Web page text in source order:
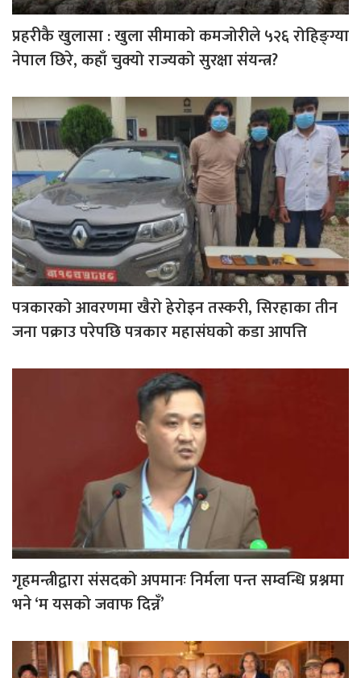
प्रहरीकै खुलासा : खुला सीमाको कमजोरीले ५२६ रोहिङ्ग्या
नेपाल छिरे, कहाँ चुक्यो राज्यको सुरक्षा संयन्त्र?
पत्रकारको आवरणमा खैरो हेरोइन तस्करी, सिरहाका तीन
जना पक्राउ परेपछि पत्रकार महासंघको कडा आपत्ति
गृहमन्त्रीद्वारा संसदको अपमानः निर्मला पन्त सम्वन्धि प्रश्नमा
भने ‘म यसको जवाफ दिन्नँ’